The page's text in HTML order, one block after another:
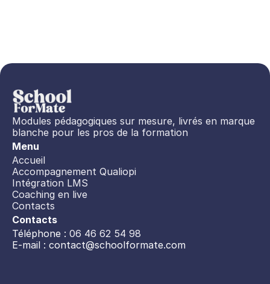
Modules pédagogiques sur mesure, livrés en marque
blanche pour les pros de la formation
Menu
Accueil
Accompagnement Qualiopi
Intégration LMS
Coaching en live
Contacts
Contacts
Téléphone : 06 46 62 54 98
E-mail : contact@schoolformate.com